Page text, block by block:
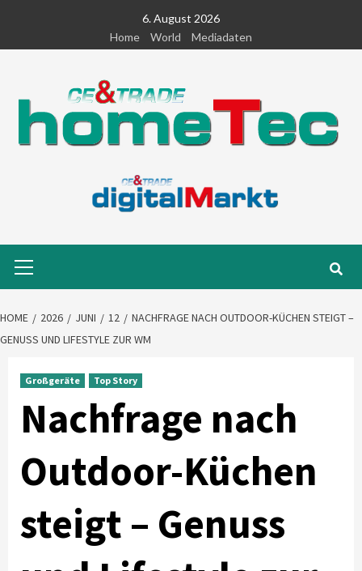
content
6. August 2026
Home
World Mediadaten
Menu
HOME 2026 JUNI 12
NACHFRAGE NACH OUTDOOR-KÜCHEN STEIGT –
GENUSS UND LIFESTYLE ZUR WM
Großgeräte Top Story
Nachfrage nach
Outdoor-Küchen
steigt – Genuss